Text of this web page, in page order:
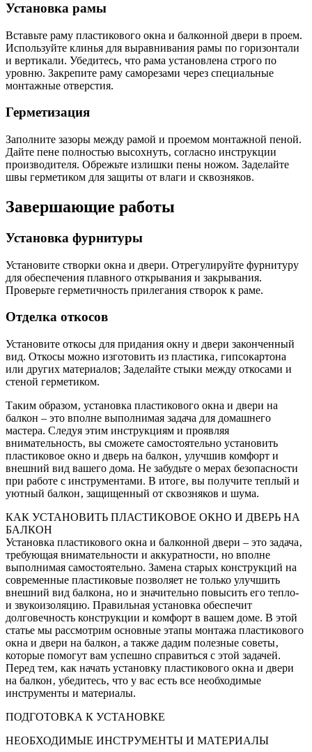
Установка рамы
Вставьте раму пластикового окна и балконной двери в проем.
Используйте клинья для выравнивания рамы по горизонтали
и вертикали. Убедитесь‚ что рама установлена строго по
уровню. Закрепите раму саморезами через специальные
монтажные отверстия.
Герметизация
Заполните зазоры между рамой и проемом монтажной пеной.
Дайте пене полностью высохнуть‚ согласно инструкции
производителя. Обрежьте излишки пены ножом. Заделайте
швы герметиком для защиты от влаги и сквозняков.
Завершающие работы
Установка фурнитуры
Установите створки окна и двери. Отрегулируйте фурнитуру
для обеспечения плавного открывания и закрывания.
Проверьте герметичность прилегания створок к раме.
Отделка откосов
Установите откосы для придания окну и двери законченный
вид. Откосы можно изготовить из пластика‚ гипсокартона
или других материалов; Заделайте стыки между откосами и
стеной герметиком.
Таким образом‚ установка пластикового окна и двери на
балкон – это вполне выполнимая задача для домашнего
мастера. Следуя этим инструкциям и проявляя
внимательность‚ вы сможете самостоятельно установить
пластиковое окно и дверь на балкон‚ улучшив комфорт и
внешний вид вашего дома. Не забудьте о мерах безопасности
при работе с инструментами. В итоге‚ вы получите теплый и
уютный балкон‚ защищенный от сквозняков и шума.
КАК УСТАНОВИТЬ ПЛАСТИКОВОЕ ОКНО И ДВЕРЬ НА
БАЛКОН
Установка пластикового окна и балконной двери – это задача‚
требующая внимательности и аккуратности‚ но вполне
выполнимая самостоятельно. Замена старых конструкций на
современные пластиковые позволяет не только улучшить
внешний вид балкона‚ но и значительно повысить его тепло-
и звукоизоляцию. Правильная установка обеспечит
долговечность конструкции и комфорт в вашем доме. В этой
статье мы рассмотрим основные этапы монтажа пластикового
окна и двери на балкон‚ а также дадим полезные советы‚
которые помогут вам успешно справиться с этой задачей.
Перед тем‚ как начать установку пластикового окна и двери
на балкон‚ убедитесь‚ что у вас есть все необходимые
инструменты и материалы.
ПОДГОТОВКА К УСТАНОВКЕ
НЕОБХОДИМЫЕ ИНСТРУМЕНТЫ И МАТЕРИАЛЫ